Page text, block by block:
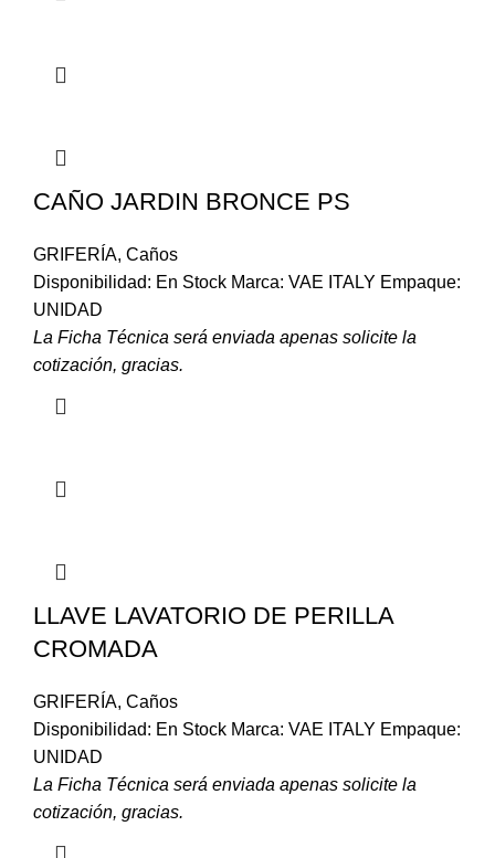
CAÑO JARDIN BRONCE PS
GRIFERÍA, Caños
Disponibilidad: En Stock Marca: VAE ITALY Empaque:
UNIDAD
La Ficha Técnica será enviada apenas solicite la
cotización, gracias.
LLAVE LAVATORIO DE PERILLA
CROMADA
GRIFERÍA, Caños
Disponibilidad: En Stock Marca: VAE ITALY Empaque:
UNIDAD
La Ficha Técnica será enviada apenas solicite la
cotización, gracias.